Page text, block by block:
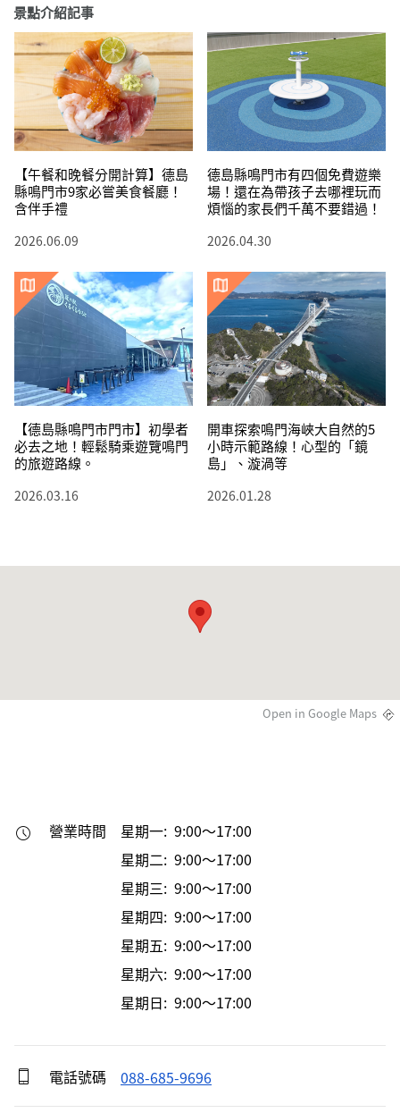
景點介紹記事
【午餐和晚餐分開計算】德島
縣鳴門市9家必嘗美食餐廳！
含伴手禮
2026.06.09
德島縣鳴門市有四個免費遊樂
場！還在為帶孩子去哪裡玩而
煩惱的家長們千萬不要錯過！
2026.04.30
【德島縣鳴門市門市】初學者
必去之地！輕鬆騎乘遊覽鳴門
的旅遊路線。
2026.03.16
開車探索鳴門海峽大自然的5
小時示範路線！心型的「鏡
島」、漩渦等
2026.01.28
Open in Google Maps
營業時間
星期一: 9:00～17:00
星期二: 9:00～17:00
星期三: 9:00～17:00
星期四: 9:00～17:00
星期五: 9:00～17:00
星期六: 9:00～17:00
星期日: 9:00～17:00
電話號碼 088-685-9696